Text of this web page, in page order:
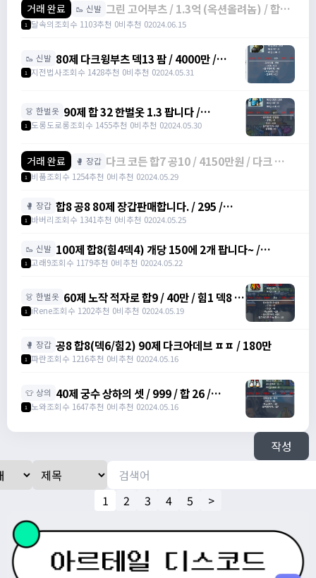
거래 완료 🥾 신발 그린 고어부츠 / 1.3억 (옥션올려놈) / 합17
(힘3덱14) 점프력15 3작 /
1 달속의조회수 1103추천 0비추천 02024.06.15
🥾 신발 80제 다크윙부츠 덱13 팜 / 4000만 /
https://open.kakao.com/o/stXXW99f
1 지전법사조회수 1428추천 0비추천 02024.05.31
👗 한벌옷 90제 합 32 한벌옷 1.3 팝니다 /
130,000,000 / 90제 합 32 한벌옷 /
https://open.kakao.com/o/s5skYEag
1 도롱도로롱조회수 1455추천 0비추천 02024.05.30
거래 완료 🥊 장갑 다크 코든 합7 공10 / 4150만원 / 다크 코든
다크코든 /
1 비품조회수 1254추천 0비추천 02024.05.29
🥊 장갑 합8 공8 80제 장갑판매합니다. / 295 /
https://open.kakao.com/o/gaBgfYeg /
1 바버리조회수 1341추천 0비추천 02024.05.25
🥾 신발 100제 합8(힘4덱4) 개당 150에 2개 팝니다~ /
1500000 /
1 고래9조회수 1179추천 0비추천 02024.05.22
👗 한벌옷 60제 노작 적자로 합9 / 40만 / 힘1 덱8 /
https://open.kakao.com/o/sIu3Itmg
1 iRene조회수 1202추천 0비추천 02024.05.19
🥊 장갑 공8 합8(덱6/힘2) 90제 다크아데브 ㅍㅍ / 180만
1 파란조회수 1216추천 0비추천 02024.05.16
👕 상의 40제 궁수 상하의 셋 / 999 / 합 26 /
https://open.kakao.com/o/su5eIheg
1 노와조회수 1647추천 0비추천 02024.05.16
작성
1 2 3 4 5 >